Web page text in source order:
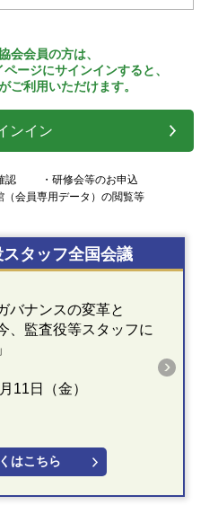
会会員の方は、
ージにサインインすると、
ご利用いただけます。
ンイン
認
・研修会等のお申込
（会員専用データ）の閲覧等
タッフ全国会議
バナンスの変革と
、監査役等スタッフに
11日（金）
はこちら